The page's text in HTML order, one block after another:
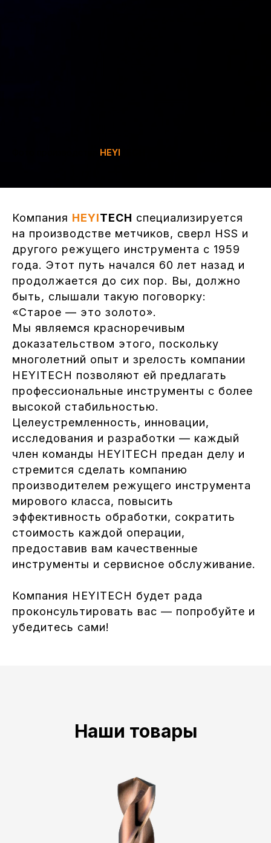
HEYI
Компания HEYITECH специализируется
на производстве метчиков, сверл HSS и
другого режущего инструмента с 1959
года. Этот путь начался 60 лет назад и
продолжается до сих пор. Вы, должно
быть, слышали такую поговорку:
«Старое — это золото».
Мы являемся красноречивым
доказательством этого, поскольку
многолетний опыт и зрелость компании
HEYITECH позволяют ей предлагать
профессиональные инструменты с более
высокой стабильностью.
Целеустремленность, инновации,
исследования и разработки — каждый
член команды HEYITECH предан делу и
стремится сделать компанию
производителем режущего инструмента
мирового класса, повысить
эффективность обработки, сократить
стоимость каждой операции,
предоставив вам качественные
инструменты и сервисное обслуживание.
Компания HEYITECH будет рада
проконсультировать вас — попробуйте и
убедитесь сами!
Наши товары